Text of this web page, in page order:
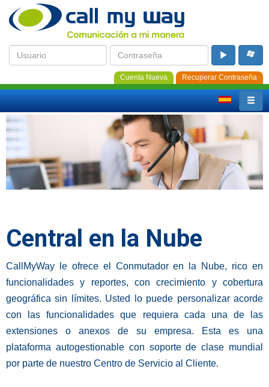
Cuenta Nueva Recuperar Contraseña
Central en la Nube
CallMyWay le ofrece el Conmutador en la Nube, rico en
funcionalidades y reportes, con crecimiento y cobertura
geográfica sin límites. Usted lo puede personalizar acorde
con las funcionalidades que requiera cada una de las
extensiones o anexos de su empresa. Esta es una
plataforma autogestionable con soporte de clase mundial
por parte de nuestro Centro de Servicio al Cliente.